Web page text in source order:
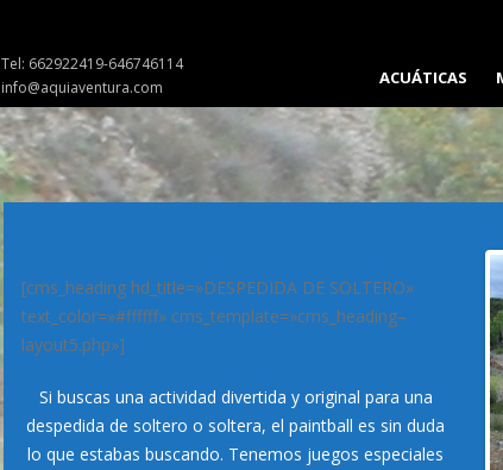
Tel: 662922419-646746114
info@aquiaventura.com
ACUÁTICAS
DESCENSO
PADDLE
[cms_heading hd_title=»DESPEDIDA DE SOLTERO»
text_color=»#ffffff» cms_template=»cms_heading–
layout5.php»]
Si buscas una actividad divertida y original para una
despedida de soltero o soltera, el paintball es sin duda
lo que estabas buscando. Tenemos juegos especiales